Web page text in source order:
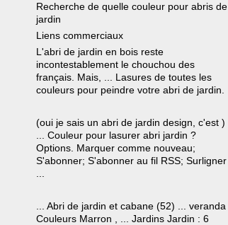
Recherche de quelle couleur pour abris de
jardin
Liens commerciaux
L'abri de jardin en bois reste
incontestablement le chouchou des
français. Mais, ... Lasures de toutes les
couleurs pour peindre votre abri de jardin.
(oui je sais un abri de jardin design, c'est )
... Couleur pour lasurer abri jardin ?
Options. Marquer comme nouveau;
S'abonner; S'abonner au fil RSS; Surligner
... Abri de jardin et cabane (52) ... veranda
Couleurs Marron , ... Jardins Jardin : 6